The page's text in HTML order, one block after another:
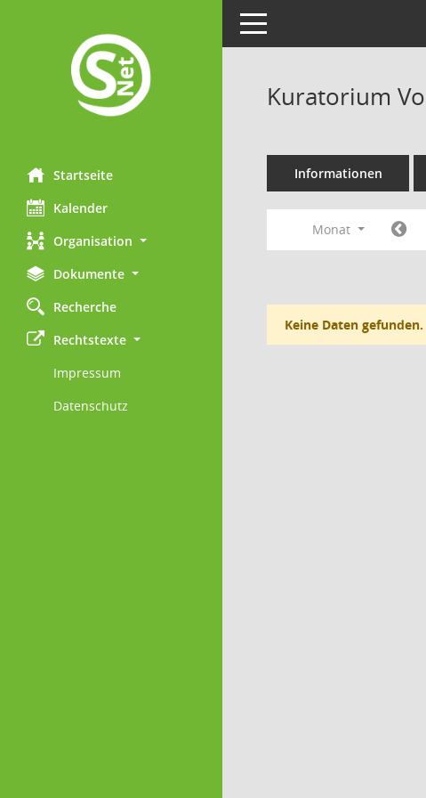
Startseite
Kalender
Organisation
Dokumente
Recherche
Rechtstexte
Impressum
Datenschutz
Toggle navigation
Kuratorium
Informationen
Monat
Keine Daten gefunden.